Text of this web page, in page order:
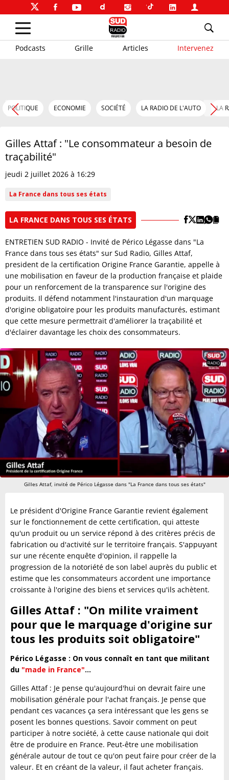
Podcasts Grille Articles Intervenez
POLITIQUE ECONOMIE SOCIÉTÉ LA RADIO DE L'AUTO LA
Gilles Attaf : "Le consommateur a besoin de
traçabilité"
jeudi 2 juillet 2026 à 16:29
La France dans tous ses états
LA FRANCE DANS TOUS SES ÉTATS
ENTRETIEN SUD RADIO - Invité de Périco Légasse dans "La
France dans tous ses états" sur Sud Radio, Gilles Attaf,
president de la certification Origine France Garantie, appelle à
une mobilisation en faveur de la production française et plaide
pour un renforcement de la transparence sur l'origine des
produits. Il défend notamment l'instauration d'un marquage
d'origine obligatoire pour les produits manufacturés, estimant
que cette mesure permettrait d'améliorer la traçabilité et
d'éclairer davantage les choix des consommateurs.
Gilles Attaf, invité de Périco Légasse dans "La France dans tous ses états"
Le président d'Origine France Garantie revient également
sur le fonctionnement de cette certification, qui atteste
qu'un produit ou un service répond à des critères précis de
fabrication ou d'activité sur le territoire français. S'appuyant
sur une récente enquête d'opinion, il rappelle la
progression de la notoriété de son label auprès du public et
estime que les consommateurs accordent une importance
croissante à l'origine des biens et services qu'ils achètent.
Gilles Attaf : "On milite vraiment
pour que le marquage d'origine sur
tous les produits soit obligatoire"
Périco Légasse : On vous connaît en tant que militant
du "made in France"…
Gilles Attaf : Je pense qu'aujourd'hui on devrait faire une
mobilisation générale pour l'achat français. Je pense que
pendant ces vacances ça sera intéressant que les gens se
posent les bonnes questions. Savoir comment on peut
participer à notre société, à cette cause nationale qui doit
être de produire en France. Peut-être une mobilisation
générale autour de tout ce qu'on peut faire pour créer de la
valeur. Et en créant de la valeur, il faut acheter français.